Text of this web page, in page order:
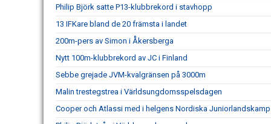
Philip Björk satte P13-klubbrekord i stavhopp
13 IFKare bland de 20 främsta i landet
200m-pers av Simon i Åkersberga
Nytt 100m-klubbrekord av JC i Finland
Sebbe grejade JVM-kvalgränsen på 3000m
Malin trestegstrea i Världsungdomsspelsdagen
Cooper och Atlassi med i helgens Nordiska Juniorlandskamp